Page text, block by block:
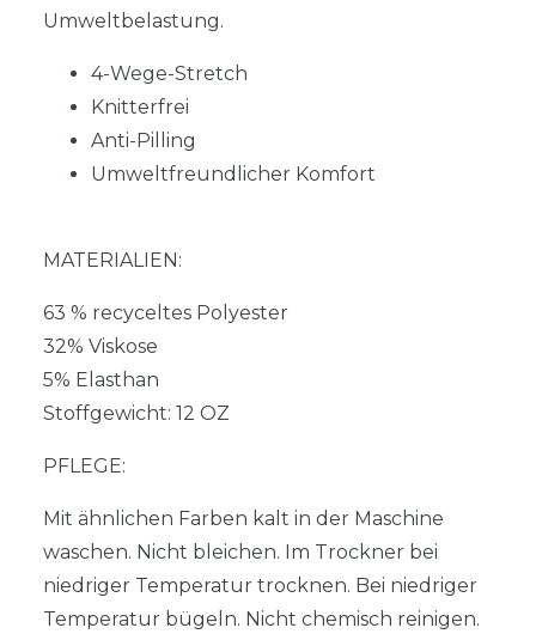
Umweltbelastung.
4-Wege-Stretch
Knitterfrei
Anti-Pilling
Umweltfreundlicher Komfort
MATERIALIEN:
63 % recyceltes Polyester
32% Viskose
5% Elasthan
Stoffgewicht: 12 OZ
PFLEGE:
Mit ähnlichen Farben kalt in der Maschine
waschen. Nicht bleichen. Im Trockner bei
niedriger Temperatur trocknen. Bei niedriger
Temperatur bügeln. Nicht chemisch reinigen.